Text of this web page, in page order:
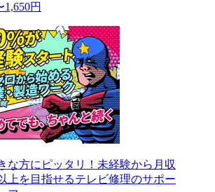
1,650円
な方にピッタリ！未経験から月収
上を目指せるテレビ修理のサポー